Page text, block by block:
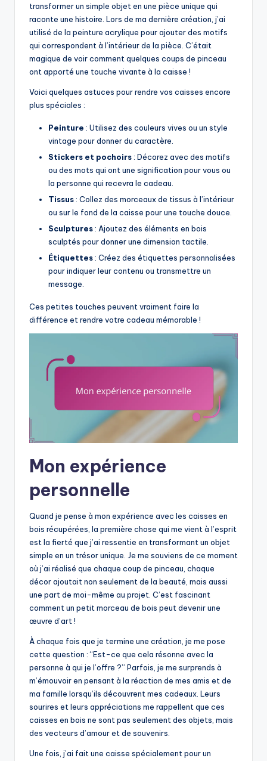
transformer un simple objet en une pièce unique qui
raconte une histoire. Lors de ma dernière création, j’ai
utilisé de la peinture acrylique pour ajouter des motifs
qui correspondent à l’intérieur de la pièce. C’était
magique de voir comment quelques coups de pinceau
ont apporté une touche vivante à la caisse !
Voici quelques astuces pour rendre vos caisses encore
plus spéciales :
Peinture : Utilisez des couleurs vives ou un style
vintage pour donner du caractère.
Stickers et pochoirs : Décorez avec des motifs
ou des mots qui ont une signification pour vous ou
la personne qui recevra le cadeau.
Tissus : Collez des morceaux de tissus à l’intérieur
ou sur le fond de la caisse pour une touche douce.
Sculptures : Ajoutez des éléments en bois
sculptés pour donner une dimension tactile.
Étiquettes : Créez des étiquettes personnalisées
pour indiquer leur contenu ou transmettre un
message.
Ces petites touches peuvent vraiment faire la
différence et rendre votre cadeau mémorable !
Mon expérience
personnelle
Quand je pense à mon expérience avec les caisses en
bois récupérées, la première chose qui me vient à l’esprit
est la fierté que j’ai ressentie en transformant un objet
simple en un trésor unique. Je me souviens de ce moment
où j’ai réalisé que chaque coup de pinceau, chaque
décor ajoutait non seulement de la beauté, mais aussi
une part de moi-même au projet. C’est fascinant
comment un petit morceau de bois peut devenir une
œuvre d’art !
À chaque fois que je termine une création, je me pose
cette question : “Est-ce que cela résonne avec la
personne à qui je l’offre ?” Parfois, je me surprends à
m’émouvoir en pensant à la réaction de mes amis et de
ma famille lorsqu’ils découvrent mes cadeaux. Leurs
sourires et leurs appréciations me rappellent que ces
caisses en bois ne sont pas seulement des objets, mais
des vecteurs d’amour et de souvenirs.
Une fois, j’ai fait une caisse spécialement pour un